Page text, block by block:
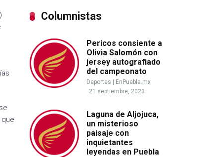
Columnistas
Pericos consiente a
Olivia Salomón con
jersey autografiado
del campeonato
Deportes
EnPuebla.mx
21 septiembre, 2023
Laguna de Aljojuca,
un misterioso
paisaje con
inquietantes
leyendas en Puebla